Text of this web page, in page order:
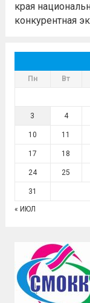
края
конкурентная
Пн Вт
3 4
10 11
17 18
24 25
31
« ИЮЛ